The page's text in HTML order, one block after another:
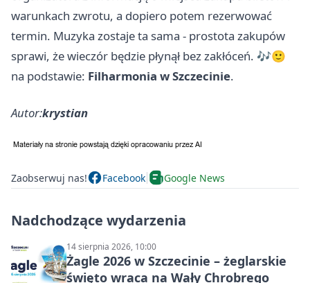
warunkach zwrotu, a dopiero potem rezerwować
termin. Muzyka zostaje ta sama - prostota zakupów
sprawi, że wieczór będzie płynął bez zakłóceń. 🎶🙂
na podstawie: Filharmonia w Szczecinie.
Autor:krystian
Zaobserwuj nas! Facebook Google News
Nadchodzące wydarzenia
14 sierpnia 2026, 10:00
Żagle 2026 w Szczecinie – żeglarskie
święto wraca na Wały Chrobrego